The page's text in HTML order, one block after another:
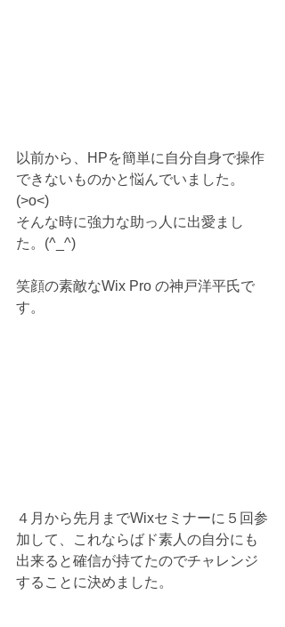
以前から、HPを簡単に自分自身で操作
できないものかと悩んでいました。
(>o<)
そんな時に強力な助っ人に出愛まし
た。(^_^)
笑顔の素敵なWix Pro の神戸洋平氏で
す。
４月から先月までWixセミナーに５回参
加して、これならばド素人の自分にも
出来ると確信が持てたのでチャレンジ
することに決めました。